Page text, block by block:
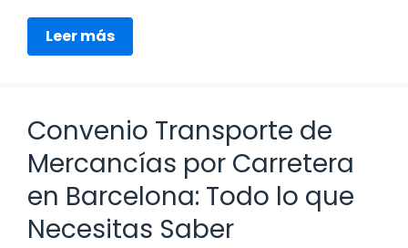
Leer más
Convenio Transporte de
Mercancías por Carretera
en Barcelona: Todo lo que
Necesitas Saber